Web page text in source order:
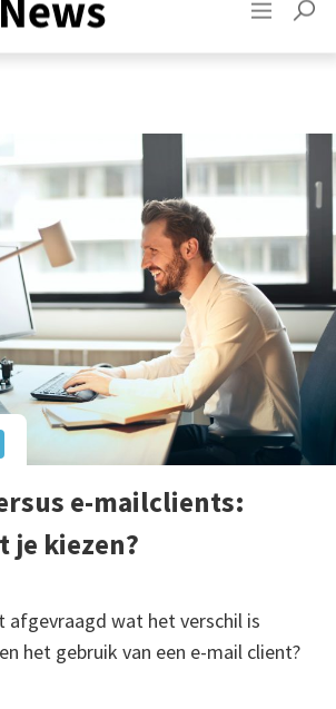
Contact
e-mailclients:
je kiezen?
afgevraagd wat het verschil is
het gebruik van een e-mail client?